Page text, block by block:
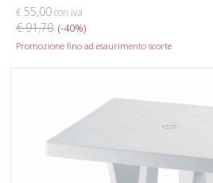
€ 55,00con iva
€ 91,70 (-40%)
Promozione fino ad esaurimento scorte